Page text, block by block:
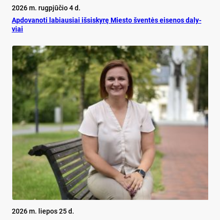
2026 m. rugpjūčio 4 d.
Ap­do­va­no­ti la­biau­siai iš­si­sky­rę Mies­to šven­tės ei­se­nos da­ly­
viai
2026 m. liepos 25 d.